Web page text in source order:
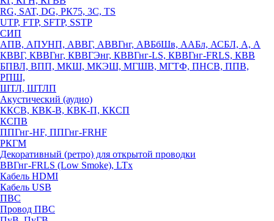
RG, SAT, DG, РК75, 3С, TS
UTP, FTP, SFTP, SSTP
СИП
АПВ, АПУНП, АВВГ, АВВГнг, АВБбШв, ААБл, АСБЛ, А, А
КВВГ, КВВГнг, КВВГЭнг, КВВГнг-LS, КВВГнг-FRLS, КВВ
БПВЛ, ВПП, МКШ, МКЭШ, МГШВ, МГТФ, ПНСВ, ППВ,
РПШ,
ШТЛ, ШТЛП
Акустический (аудио)
ККСВ, КВК-В, КВК-П, ККСП
КСПВ
ППГнг-HF, ППГнг-FRHF
РКГМ
Декоративный (ретро) для открытой проводки
ВВГнг-FRLS (Low Smoke), LTx
Кабель HDMI
Кабель USB
ПВС
Провод ПВС